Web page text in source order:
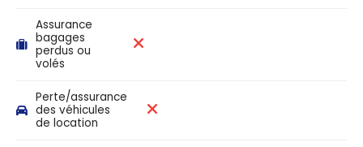
Assurance
bagages
perdus ou
volés
Perte/assurance
des véhicules
de location